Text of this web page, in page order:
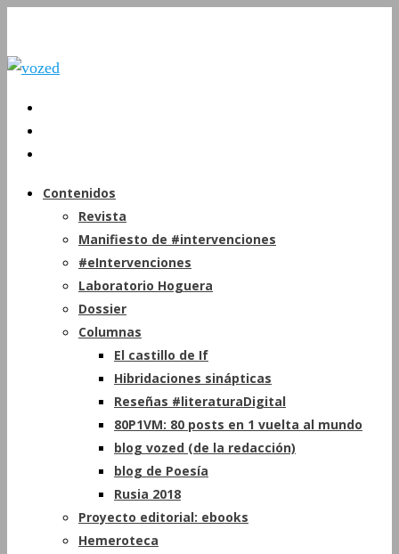
Contenidos
Revista
Manifiesto de #intervenciones
#eIntervenciones
Laboratorio Hoguera
Dossier
Columnas
El castillo de If
Hibridaciones sinápticas
Reseñas #literaturaDigital
80P1VM: 80 posts en 1 vuelta al mundo
blog vozed (de la redacción)
blog de Poesía
Rusia 2018
Proyecto editorial: ebooks
Hemeroteca